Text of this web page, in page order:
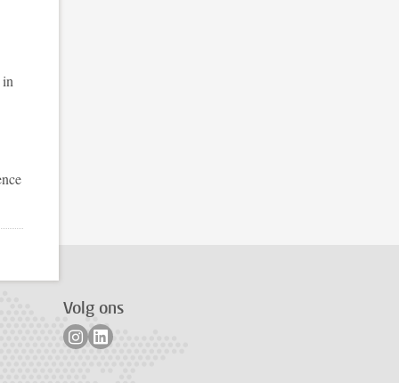
Volg ons
Volg ons op instagram
Volg ons op linkedin